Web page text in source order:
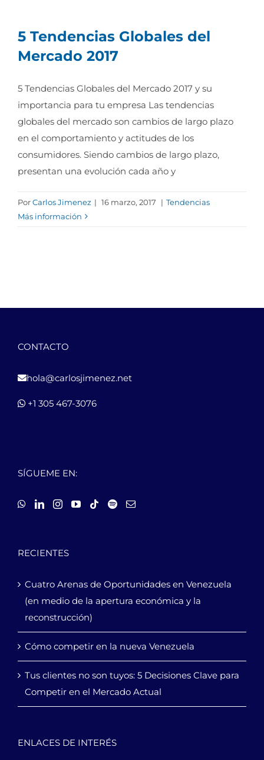
5 Tendencias Globales del
Mercado 2017
5 Tendencias Globales del Mercado 2017 y su
importancia para tu empresa Las tendencias
globales del mercado son cambios de largo plazo
en el comportamiento y actitudes de los
consumidores. Siendo cambios de largo plazo,
presentan una evolución cada año y
PorCarlos Jimenez | 16 marzo, 2017 | Tendencias
Más información
CONTACTO
hola@carlosjimenez.net
+1 305 467-3076
SÍGUEME EN:
RECIENTES
Cuatro Arenas de Oportunidades en Venezuela
(en medio de la apertura económica y la
reconstrucción)
Cómo competir en la nueva Venezuela
Tus clientes no son tuyos: 5 Decisiones Clave para
Competir en el Mercado Actual
ENLACES DE INTERÉS